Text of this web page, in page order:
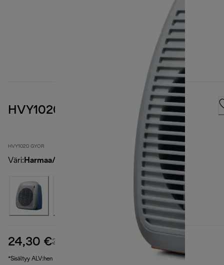
HVY1020 GYOR
HVY1020 GYOR
Väri: Harmaa/oranssi
24,30 €32,90 € alkuperäinen hinta 32,90 €
*Sisältyy ALV:hen